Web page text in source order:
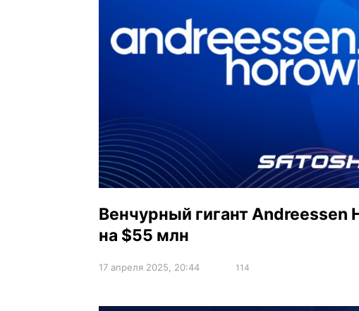
Венчурный гигант Andreessen
на $55 млн
17 апреля 2025, 20:44 114